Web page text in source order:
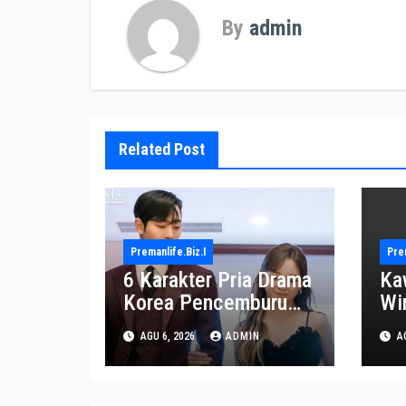
By admin
Related Post
Premanlife.biz.i
6 Karakter Pria Drama
Korea Pencemburu
Berat, Bikin Penonton
Gemas
AGU 6, 2026 ADMIN